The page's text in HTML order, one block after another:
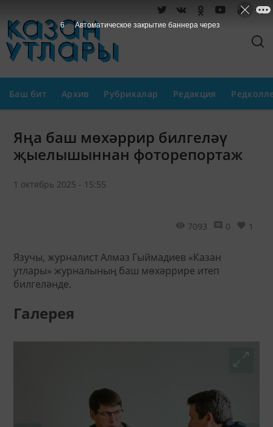
Баш бит Архив Рубрикалар Редакция
Яңа баш мөхәррир билгеләү
җыелышыннан фоторепортаж
1 октябрь 2025 - 15:55
7093 0 1
Язучы, журналист Алмаз Гыймадиев «Казан
утлары» журналының баш мөхәррире итеп
билгеләнде.
Галерея
6 Автоматическое закрытие баннера через